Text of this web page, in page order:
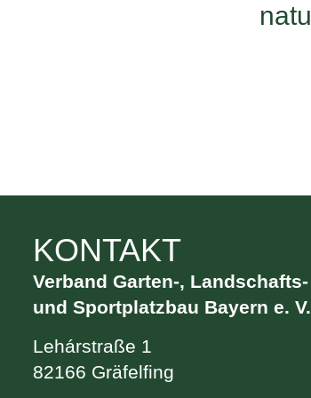
KONTAKT
Verband Garten-, Landschafts-
und Sportplatzbau Bayern e. V.
Lehárstraße 1
82166 Gräfelfing